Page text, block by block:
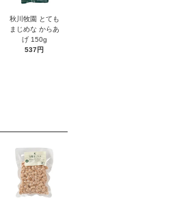
秋川牧園 とても
まじめな からあ
げ 150g
537円